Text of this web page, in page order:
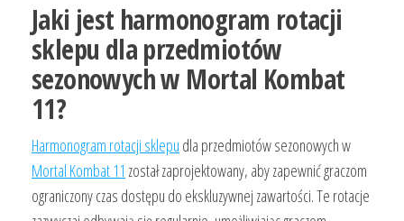
Jaki jest harmonogram rotacji
sklepu dla przedmiotów
sezonowych w Mortal Kombat
11?
Harmonogram rotacji sklepu dla przedmiotów sezonowych w
Mortal Kombat 11 został zaprojektowany, aby zapewnić graczom
ograniczony czas dostępu do ekskluzywnej zawartości. Te rotacje